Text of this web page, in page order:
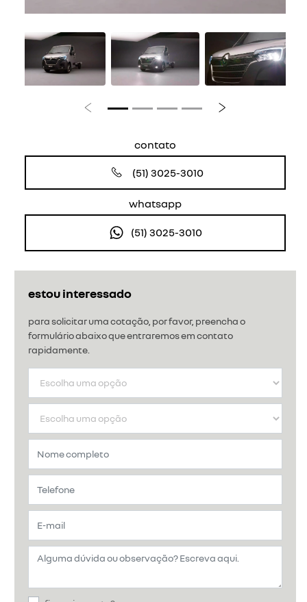
estou interessado
para solicitar uma cotação, por favor, preencha o
formulário abaixo que entraremos em contato
rapidamente.
Anterior Próximo
contato
(51) 3025-3010
whatsapp
(51) 3025-3010